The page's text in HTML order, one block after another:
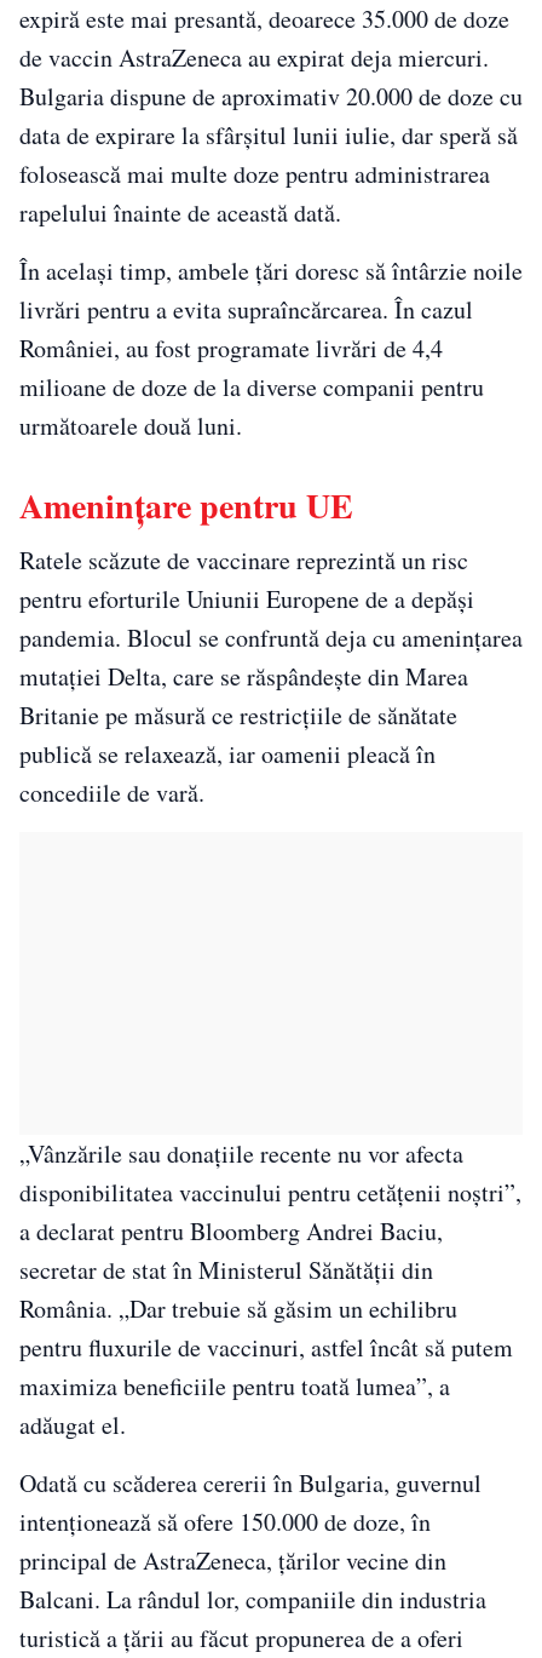
expiră este mai presantă, deoarece 35.000 de doze
de vaccin AstraZeneca au expirat deja miercuri.
Bulgaria dispune de aproximativ 20.000 de doze cu
data de expirare la sfârșitul lunii iulie, dar speră să
folosească mai multe doze pentru administrarea
rapelului înainte de această dată.
În același timp, ambele țări doresc să întârzie noile
livrări pentru a evita supraîncărcarea. În cazul
României, au fost programate livrări de 4,4
milioane de doze de la diverse companii pentru
următoarele două luni.
Amenințare pentru UE
Ratele scăzute de vaccinare reprezintă un risc
pentru eforturile Uniunii Europene de a depăşi
pandemia. Blocul se confruntă deja cu amenințarea
mutației Delta, care se răspândește din Marea
Britanie pe măsură ce restricțiile de sănătate
publică se relaxează, iar oamenii pleacă în
concediile de vară.
„Vânzările sau donațiile recente nu vor afecta
disponibilitatea vaccinului pentru cetățenii noștri”,
a declarat pentru Bloomberg Andrei Baciu,
secretar de stat în Ministerul Sănătății din
România. „Dar trebuie să găsim un echilibru
pentru fluxurile de vaccinuri, astfel încât să putem
maximiza beneficiile pentru toată lumea”, a
adăugat el.
Odată cu scăderea cererii în Bulgaria, guvernul
intenționează să ofere 150.000 de doze, în
principal de AstraZeneca, țărilor vecine din
Balcani. La rândul lor, companiile din industria
turistică a țării au făcut propunerea de a oferi